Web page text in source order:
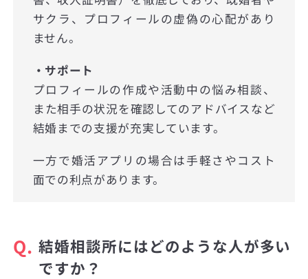
サクラ、プロフィールの虚偽の心配があり
ません。
・サポート
プロフィールの作成や活動中の悩み相談、
また相手の状況を確認してのアドバイスなど
結婚までの支援が充実しています。
一方で婚活アプリの場合は手軽さやコスト
面での利点があります。
Q. 結婚相談所にはどのような人が多い
ですか？